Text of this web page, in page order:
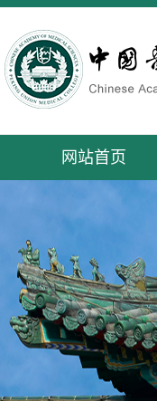
网站首页